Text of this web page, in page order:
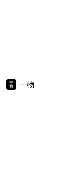
一物